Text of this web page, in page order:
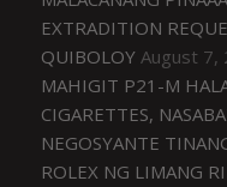
EXTRADITION
QUIBOLOY August 7,
MAHIGIT P21-M
CIGARETTES,
NEGOSYANTE
ROLEX NG LIMANG